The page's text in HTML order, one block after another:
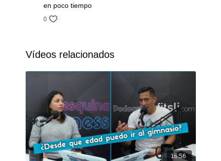
🔹 Hosts: Coach Paulo Castillo
Instagram: @fitsli_
Facebook: @fitslicom
Tik Tok: @fitsli.com
en poco tiempo
0
Vídeos relacionados
16:56